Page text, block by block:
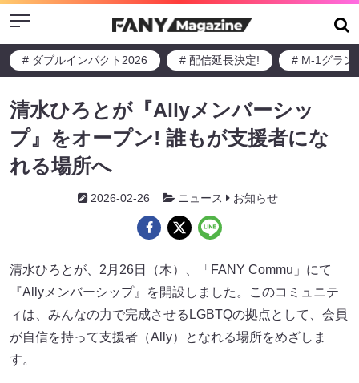
Menu
# ダブルインパクト2026 # 配信延長決定! # M-1グラン
清水ひろとが『Allyメンバーシッ
プ』をオープン! 誰もが支援者にな
れる場所へ
2026-02-26 ニュース お知らせ
清水ひろとが、2月26日（木）、「FANY Commu」にて
『Allyメンバーシップ』を開設しました。このコミュニテ
ィは、みんなの力で完成させるLGBTQの拠点として、会員
が自信を持って支援者（Ally）となれる場所をめざしま
す。